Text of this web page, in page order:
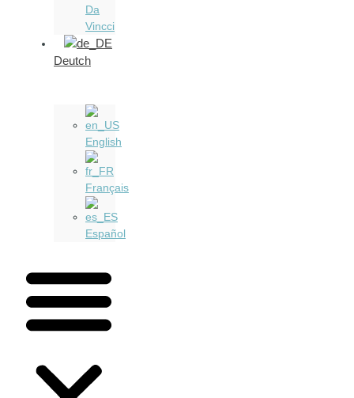
Da
Vincci
Deutch
English
Français
Español